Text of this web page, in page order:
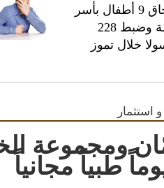
التحاق 9 أطفال بأسر
بديلة وضبط 228
خلال تموز
استثمار
ومجموعة
طبياً مجانياً